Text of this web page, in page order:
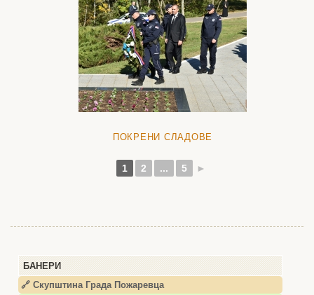
БАНЕРИ
🔗 Скупштина Града Пожаревца
ПОКРЕНИ СЛАДОВЕ
1 2 ... 5 ►